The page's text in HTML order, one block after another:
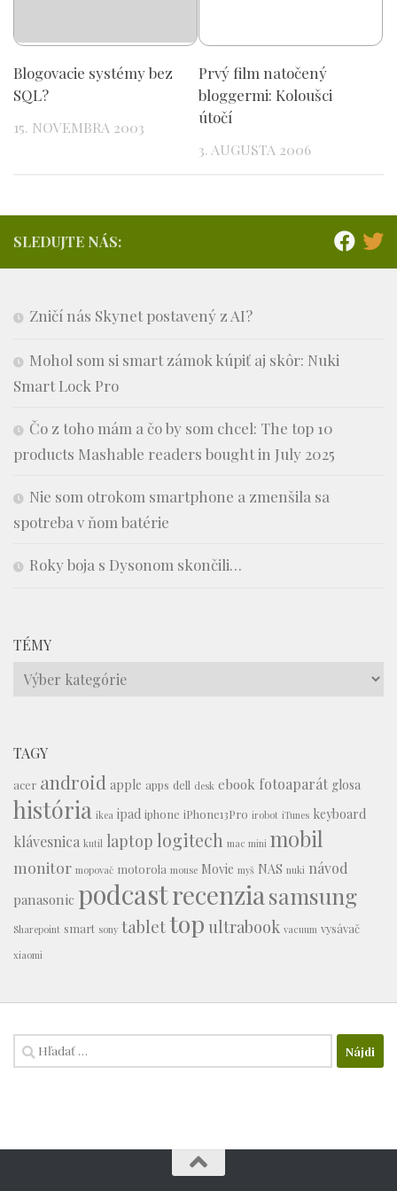
Blogovacie systémy bez
SQL?
15. NOVEMBRA 2003
Prvý film natočený
bloggermi: Koloušci
útočí
3. AUGUSTA 2006
SLEDUJTE NÁS:
Zničí nás Skynet postavený z AI?
Mohol som si smart zámok kúpiť aj skôr: Nuki
Smart Lock Pro
Čo z toho mám a čo by som chcel: The top 10
products Mashable readers bought in July 2025
Nie som otrokom smartphone a zmenšila sa
spotreba v ňom batérie
Roky boja s Dysonom skončili…
TÉMY
Témy
TAGY
acer android apple apps dell desk ebook fotoaparát glosa
história ikea ipad iphone iPhone13Pro irobot iTunes keyboard
klávesnica kutil laptop logitech mac mini mobil
monitor mopovač motorola mouse Movie myš NAS nuki návod
panasonic podcastrecenziasamsung
Sharepoint smart sony tablettop ultrabook vacuum vysávač
xiaomi
Hľadať: